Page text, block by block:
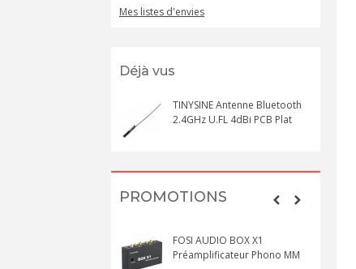
Mes listes d'envies
Déjà vus
TINYSINE Antenne Bluetooth
2.4GHz U.FL 4dBi PCB Plat
PROMOTIONS
FOSI AUDIO BOX X1
Préamplificateur Phono MM